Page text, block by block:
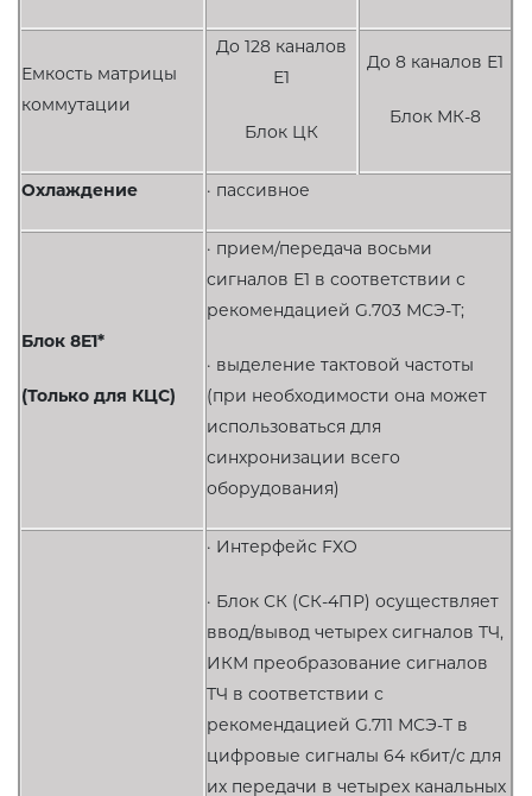
Емкость матрицы
коммутации
До 128 каналов
Е1
Блок ЦК
До 8 каналов Е1
Блок МК-8
Охлаждение · пассивное
Блок 8Е1*
(Только для КЦС)
· прием/передача восьми
сигналов Е1 в соответствии с
рекомендацией G.703 МСЭ-Т;
· выделение тактовой частоты
(при необходимости она может
использоваться для
синхронизации всего
оборудования)
· Интерфейс FXO
· Блок СК (СК-4ПР) осуществляет
ввод/вывод четырех сигналов ТЧ,
ИКМ преобразование сигналов
ТЧ в соответствии с
рекомендацией G.711 МСЭ-Т в
цифровые сигналы 64 кбит/c для
их передачи в четырех канальных